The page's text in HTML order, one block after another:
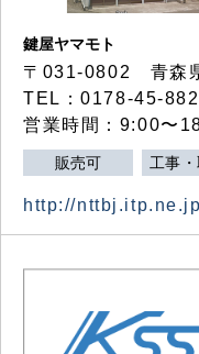
鍵屋ヤマモト
〒031-0802 青森
TEL：0178-45-
営業時間：9:00〜
販売可 工事
http://